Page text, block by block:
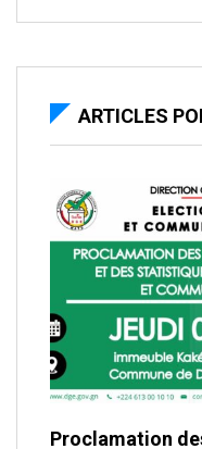
ARTICLES
Proclamation